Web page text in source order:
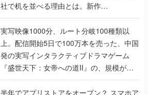
社で机を並べる理由とは。新作
『TATSUJIN EXTREME』で初タッグを組
んだレジェンド2人に訊く開発秘話
実写映像1000分、ルート分岐100種類以
上。配信開始5日で100万本を売った、中国
発の実写インタラクティブドラマゲーム
『盛世天下：女帝への道II』の、規模が違
うこだわりをプロデューサーに聞いた
半年でアプリストアをオープン？ スマホア